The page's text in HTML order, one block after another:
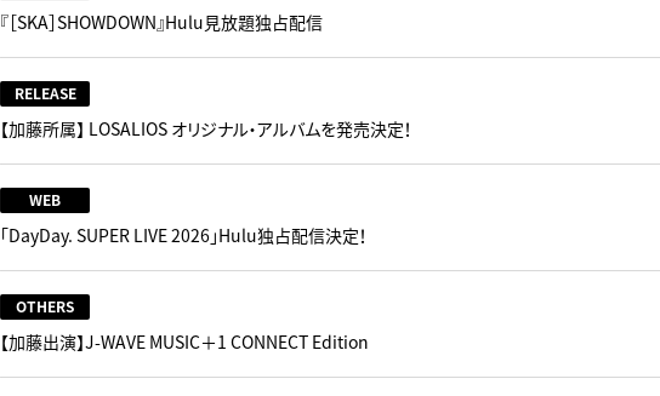
『［SKA］SHOWDOWN』Hulu見放題独占配信
RELEASE
【加藤所属】 LOSALIOS オリジナル・アルバムを発売決定！
WEB
「DayDay. SUPER LIVE 2026」Hulu独占配信決定！
OTHERS
【加藤出演】J-WAVE MUSIC＋1 CONNECT Edition